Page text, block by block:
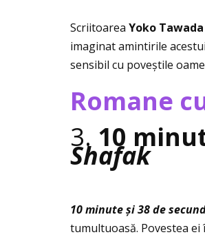
Scriitoarea Yoko Tawada
imaginat amintirile
sensibil cu poveștile
Romane
3. 10
Shafak
10 minute și 38 de
tumultuoasă. Povestea ei